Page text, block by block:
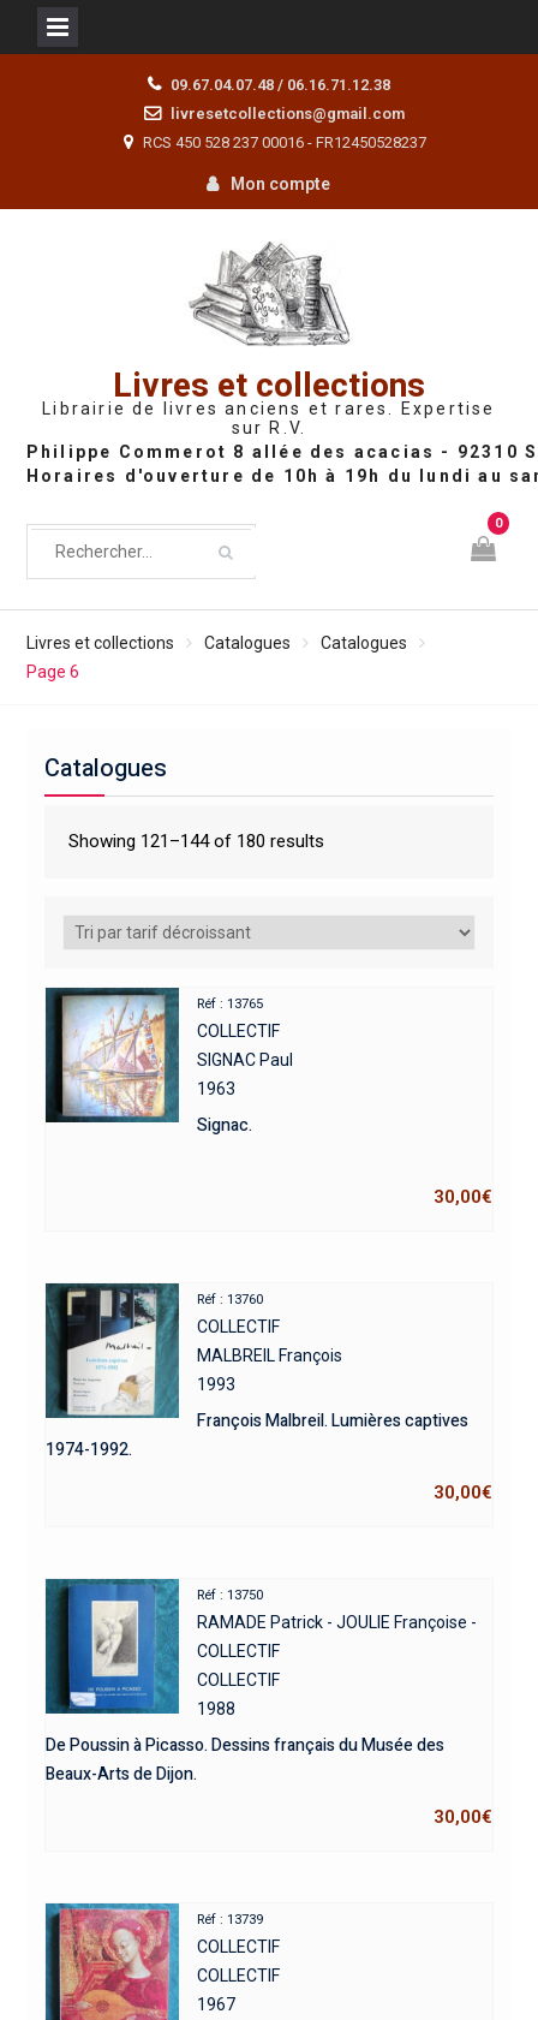
09.67.04.07.48 / 06.16.71.12.38
livresetcollections@gmail.com
RCS 450 528 237 00016 - FR12450528237
Mon compte
Livres et collections
Librairie de livres anciens et rares. Expertise
sur R.V.
0
Livres et collections Catalogues
Catalogues
Page 6
Catalogues
Showing 121–144 of 180 results
Réf : 13765
COLLECTIF
SIGNAC Paul
1963
Signac.
30,00€
Réf : 13760
COLLECTIF
MALBREIL François
1993
François Malbreil. Lumières captives
1974-1992.
30,00€
Réf : 13750
RAMADE Patrick - JOULIE Françoise -
COLLECTIF
COLLECTIF
1988
De Poussin à Picasso. Dessins français du Musée des
Beaux-Arts de Dijon.
30,00€
Réf : 13739
COLLECTIF
COLLECTIF
1967